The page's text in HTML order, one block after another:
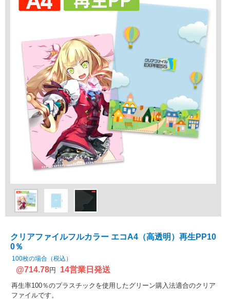
クリアファイルフルカラー エコA4（高透明）再生PP10
0％
100枚の場合（税込）
@714.78円 14営業日発送
再生率100％のプラスチックを使用したグリーン購入法適合のクリア
ファイルです。